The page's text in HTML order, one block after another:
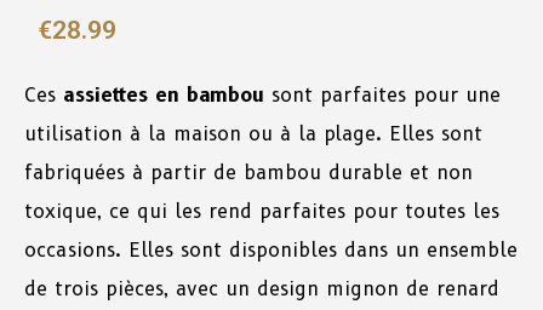
€28.99
Ces assiettes en bambou sont parfaites pour une
utilisation à la maison ou à la plage. Elles sont
fabriquées à partir de bambou durable et non
toxique, ce qui les rend parfaites pour toutes les
occasions. Elles sont disponibles dans un ensemble
de trois pièces, avec un design mignon de renard